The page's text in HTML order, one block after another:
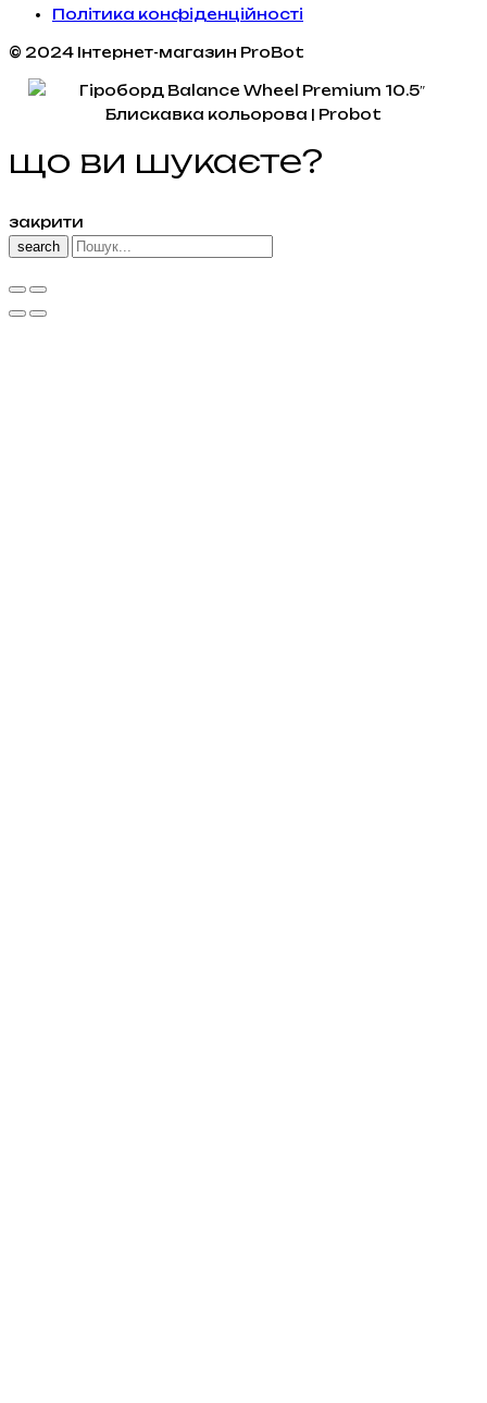
Політика конфіденційності
© 2024 Інтернет-магазин ProBot
що ви шукаєте?
закрити
search